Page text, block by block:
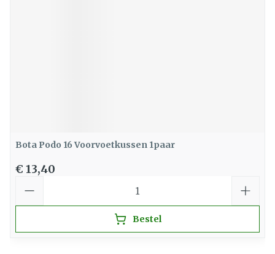
Bota Podo 16 Voorvoetkussen 1paar
€ 13,40
Bestel